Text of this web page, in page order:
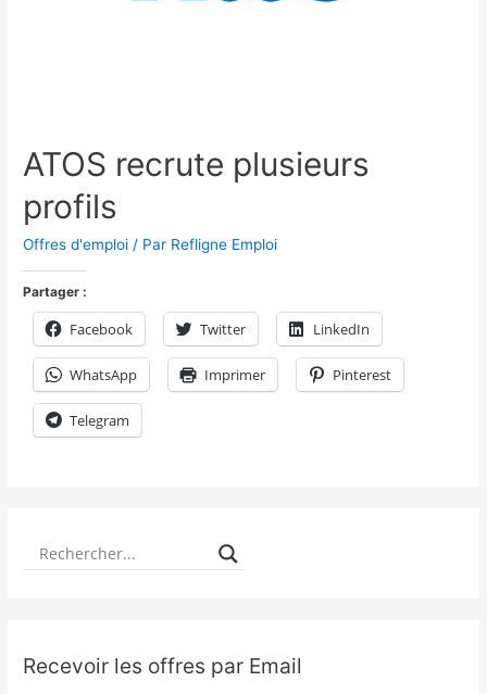
ATOS recrute plusieurs
profils
Offres d'emploi / Par Refligne Emploi
Partager :
Facebook Twitter LinkedIn
WhatsApp Imprimer Pinterest
Telegram
Recevoir les offres par Email